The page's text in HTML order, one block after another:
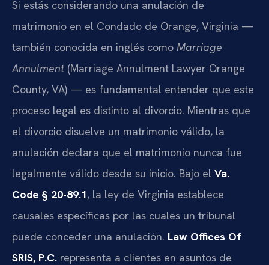
Si estás considerando una anulación de
matrimonio en el Condado de Orange, Virginia —
también conocida en inglés como Marriage
Annulment(Marriage Annulment Lawyer Orange
County, VA) — es fundamental entender que este
proceso legal es distinto al divorcio. Mientras que
el divorcio disuelve un matrimonio válido, la
anulación declara que el matrimonio nunca fue
legalmente válido desde su inicio. Bajo el Va.
Code § 20-89.1, la ley de Virginia establece
causales específicas por las cuales un tribunal
puede conceder una anulación. Law Offices Of
SRIS, P.C. representa a clientes en asuntos de